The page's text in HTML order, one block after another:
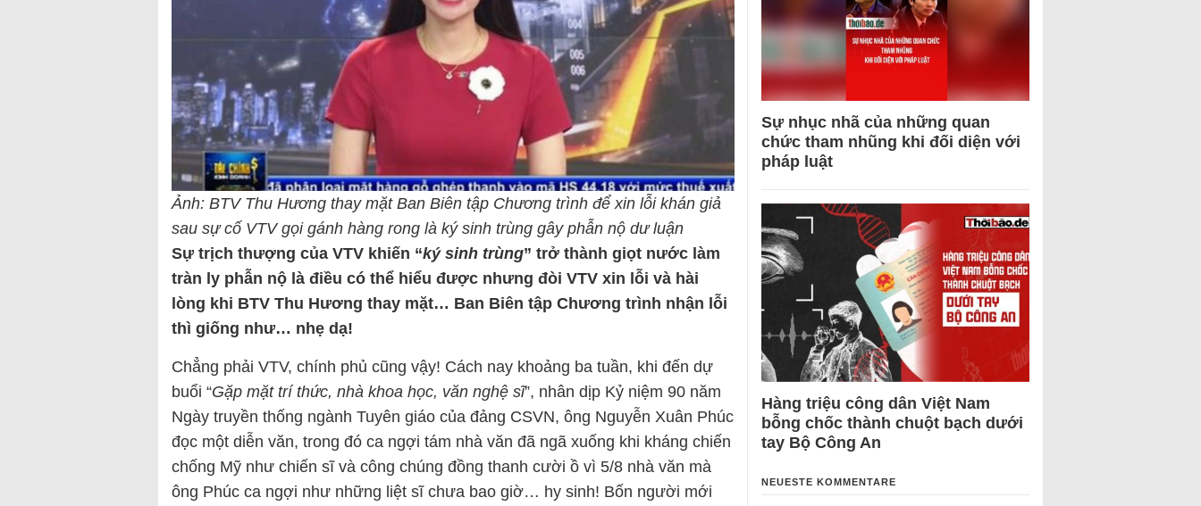
Ảnh: BTV Thu Hương thay mặt Ban Biên tập Chương trình để xin lỗi khán giả
sau sự cố VTV gọi gánh hàng rong là ký sinh trùng gây phẫn nộ dư luận
Sự trịch thượng của VTV khiến “ký sinh trùng” trở thành giọt nước làm
tràn ly phẫn nộ là điều có thể hiểu được nhưng đòi VTV xin lỗi và hài
lòng khi BTV Thu Hương thay mặt… Ban Biên tập Chương trình nhận lỗi
thì giống như… nhẹ dạ!
Chẳng phải VTV, chính phủ cũng vậy! Cách nay khoảng ba tuần, khi đến dự
buổi “Gặp mặt trí thức, nhà khoa học, văn nghệ sĩ”, nhân dịp Kỷ niệm 90 năm
Ngày truyền thống ngành Tuyên giáo của đảng CSVN, ông Nguyễn Xuân Phúc
đọc một diễn văn, trong đó ca ngợi tám nhà văn đã ngã xuống khi kháng chiến
chống Mỹ như chiến sĩ và công chúng đồng thanh cười ồ vì 5/8 nhà văn mà
ông Phúc ca ngợi như những liệt sĩ chưa bao giờ… hy sinh! Bốn người mới
Sự nhục nhã của những quan
chức tham nhũng khi đối diện với
pháp luật
Hàng triệu công dân Việt Nam
bỗng chốc thành chuột bạch dưới
tay Bộ Công An
NEUESTE KOMMENTARE